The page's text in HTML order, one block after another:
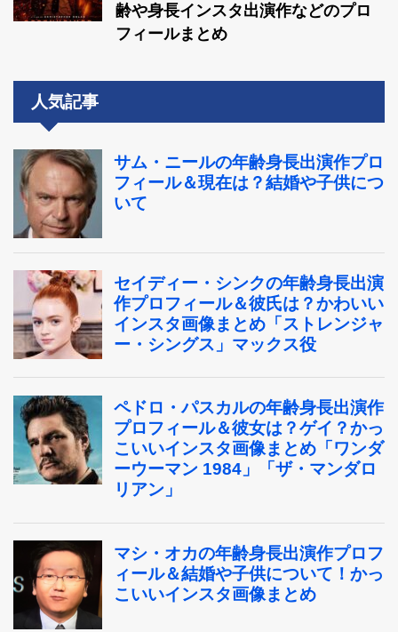
齢や身長インスタ出演作などのプロ
フィールまとめ
人気記事